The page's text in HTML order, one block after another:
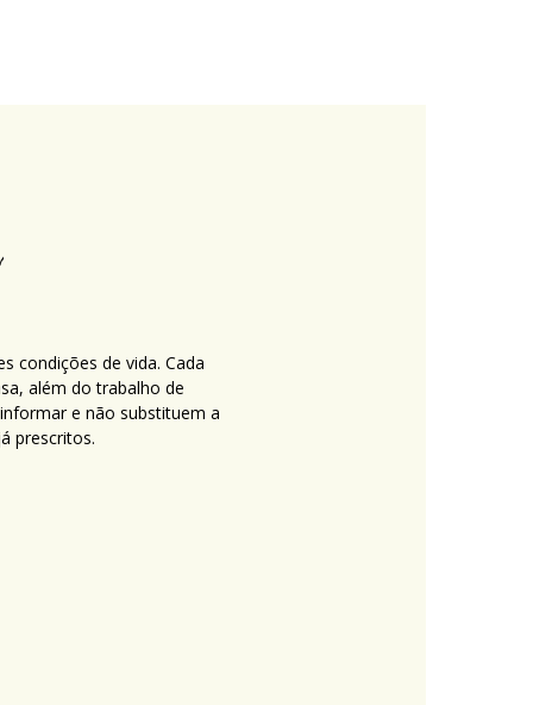
condições de vida. Cada
além do trabalho de
e não substituem a
prescritos.